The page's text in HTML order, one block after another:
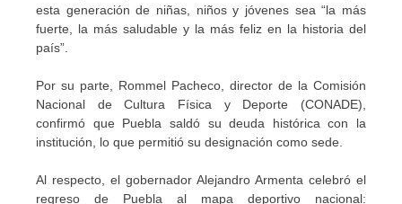
esta generación de niñas, niños y jóvenes sea “la más
fuerte, la más saludable y la más feliz en la historia del
país”.
Por su parte, Rommel Pacheco, director de la Comisión
Nacional de Cultura Física y Deporte (CONADE),
confirmó que Puebla saldó su deuda histórica con la
institución, lo que permitió su designación como sede.
Al respecto, el gobernador Alejandro Armenta celebró el
regreso de Puebla al mapa deportivo nacional: